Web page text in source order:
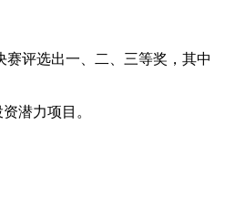
评选出一、二、三等奖，其中
潜力项目。